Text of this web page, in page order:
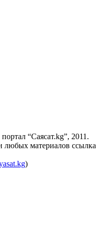
“Саясат.kg”, 2011.
любых материалов ссылка
)